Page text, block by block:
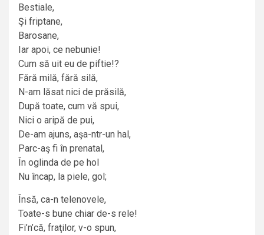
Bestiale,
Şi friptane,
Barosane,
Iar apoi, ce nebunie!
Cum să uit eu de piftie!?
Fără milă, fără silă,
N-am lăsat nici de prăsilă,
După toate, cum vă spui,
Nici o aripă de pui,
De-am ajuns, aşa-ntr-un hal,
Parc-aş fi în prenatal,
În oglinda de pe hol
Nu încap, la piele, gol;
Însă, ca-n telenovele,
Toate-s bune chiar de-s rele!
Fi’n’că, fraţilor, v-o spun,